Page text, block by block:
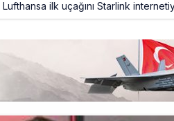
Lufthansa ilk uçağını Starlink
British Airways A380 seferlerini
Çiti aştı, bakım uçağına girdi:
İki hayalet uçak, iki farklı görev: F-